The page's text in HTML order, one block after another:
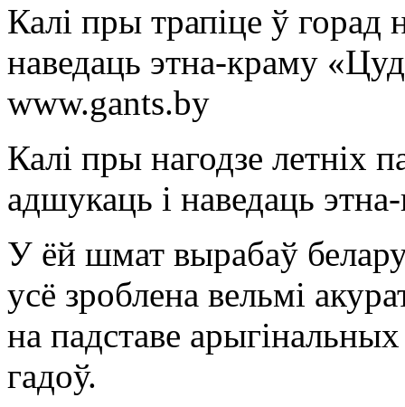
Калі пры трапіце ў горад
наведаць этна-краму
www.gants.by
Калі пры нагодзе летніх
адшукаць і наведаць
У ёй шмат вырабаў
усё зроблена вельмі
на падставе
гадоў.